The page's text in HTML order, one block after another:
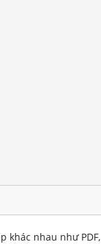
khác nhau như PDF,